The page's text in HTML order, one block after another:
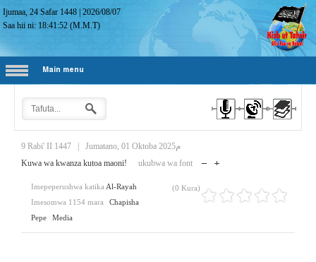
Ijumaa, 24 Safar 1448 |2026/08/07
Saa hii ni: 18:41:53 (M.M.T)
Main menu
9 Rabi' II 1447
Jumatano, 01 Oktoba 2025م
Kuwa wa kwanza kutoa maoni!
ukubwa wa font
Imepeperushwa katika Al-Rayah
Imesomwa 1154 mara
Chapisha
Pepe
Media
(0 Kura)